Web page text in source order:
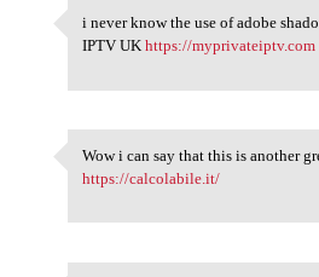
i never know the use of adobe
i never know the use of adobe
IPTV UKhttps://myprivateiptv.com
Wow i can say that this is
Wow i can say that this is another
https://calcolabile.it/